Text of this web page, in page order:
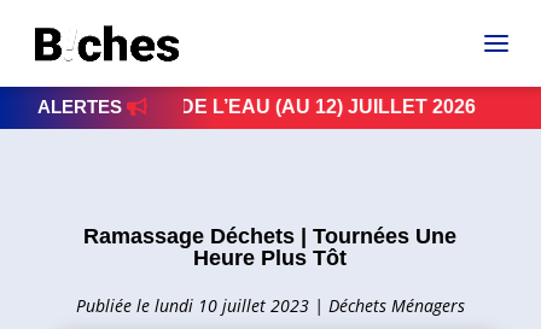
ALERTES
DE L’EAU (AU 12) JUILLET 2026
Ramassage Déchets | Tournées Une
Heure Plus Tôt
lundi 10 juillet 2023| Déchets Ménagers